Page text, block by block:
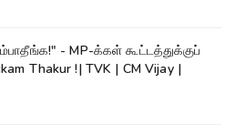
- MP-க்கள் கூட்டத்துக்குப்
Thakur !| TVK | CM Vijay |